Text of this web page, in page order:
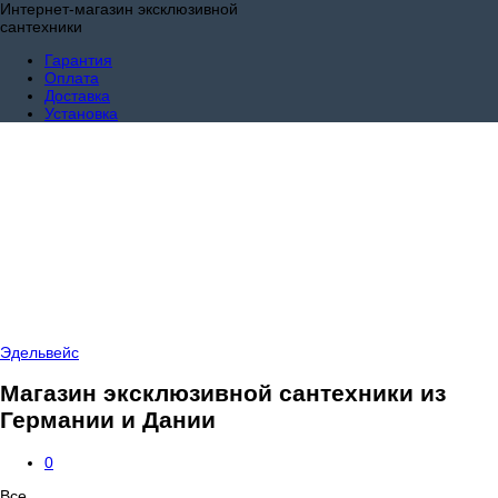
Интернет-магазин эксклюзивной
сантехники
Гарантия
Оплата
Доставка
Установка
Эдельвейс
Магазин эксклюзивной сантехники из
Германии и Дании
0